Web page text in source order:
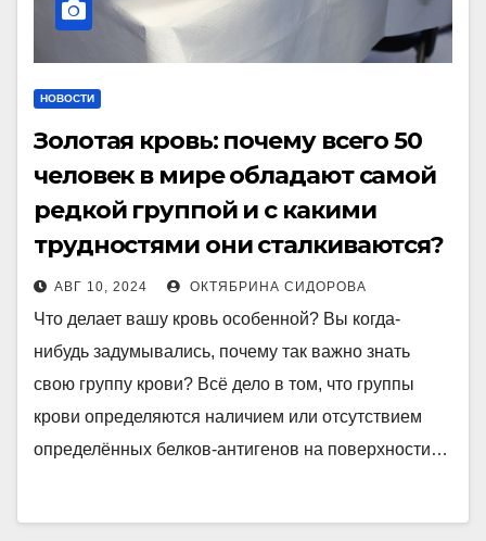
НОВОСТИ
Золотая кровь: почему всего 50
человек в мире обладают самой
редкой группой и с какими
трудностями они сталкиваются?
АВГ 10, 2024 ОКТЯБРИНА СИДОРОВА
Что делает вашу кровь особенной? Вы когда-
нибудь задумывались, почему так важно знать
свою группу крови? Всё дело в том, что группы
крови определяются наличием или отсутствием
определённых белков-антигенов на поверхности…